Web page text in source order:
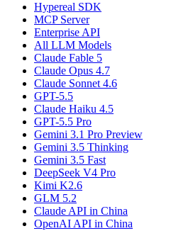
Hypereal SDK
MCP Server
Enterprise API
All LLM Models
Claude Fable 5
Claude Opus 4.7
Claude Sonnet 4.6
GPT-5.5
Claude Haiku 4.5
GPT-5.5 Pro
Gemini 3.1 Pro Preview
Gemini 3.5 Thinking
Gemini 3.5 Fast
DeepSeek V4 Pro
Kimi K2.6
GLM 5.2
Claude API in China
OpenAI API in China